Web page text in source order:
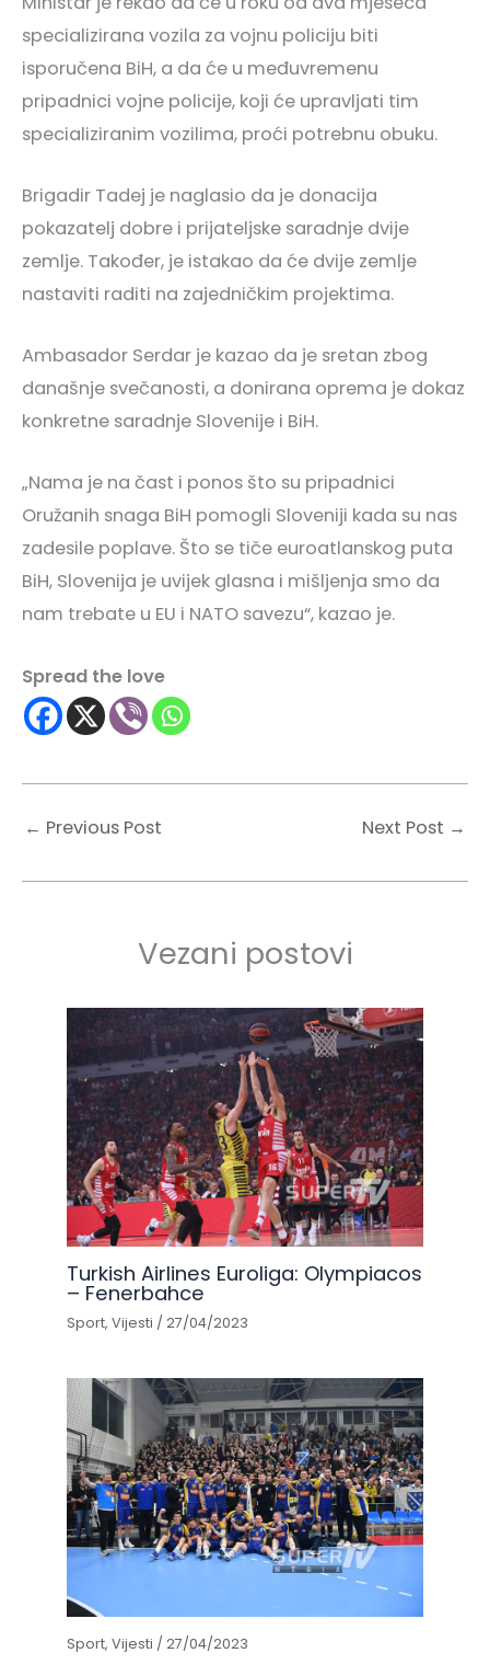
specializirana vozila za vojnu policiju biti
isporučena BiH, a da će u međuvremenu
pripadnici vojne policije, koji će upravljati tim
specializiranim vozilima, proći potrebnu obuku.
Brigadir Tadej je naglasio da je donacija
pokazatelj dobre i prijateljske saradnje dvije
zemlje. Također, je istakao da će dvije zemlje
nastaviti raditi na zajedničkim projektima.
Ambasador Serdar je kazao da je sretan zbog
današnje svečanosti, a donirana oprema je dokaz
konkretne saradnje Slovenije i BiH.
„Nama je na čast i ponos što su pripadnici
Oružanih snaga BiH pomogli Sloveniji kada su nas
zadesile poplave. Što se tiče euroatlanskog puta
BiH, Slovenija je uvijek glasna i mišljenja smo da
nam trebate u EU i NATO savezu“, kazao je.
Spread the love
← Previous Post Next Post →
Vezani postovi
Turkish Airlines Euroliga: Olympiacos
– Fenerbahce
Sport,Vijesti /27/04/2023
Sport,Vijesti /27/04/2023